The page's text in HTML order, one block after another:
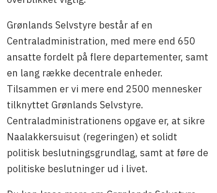
Grønlands Selvstyre består af en
Centraladministration, med mere end 650
ansatte fordelt på flere departementer, samt
en lang række decentrale enheder.
Tilsammen er vi mere end 2500 mennesker
tilknyttet Grønlands Selvstyre.
Centraladministrationens opgave er, at sikre
Naalakkersuisut (regeringen) et solidt
politisk beslutningsgrundlag, samt at føre de
politiske beslutninger ud i livet.